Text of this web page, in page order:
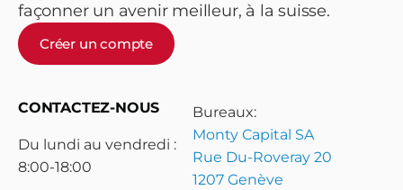
façonner un avenir meilleur, à la suisse.
Créer un compte
CONTACTEZ-NOUS
Du lundi au vendredi :
8:00-18:00
Bureaux:
Monty Capital SA
Rue Du-Roveray 20
1207 Genève